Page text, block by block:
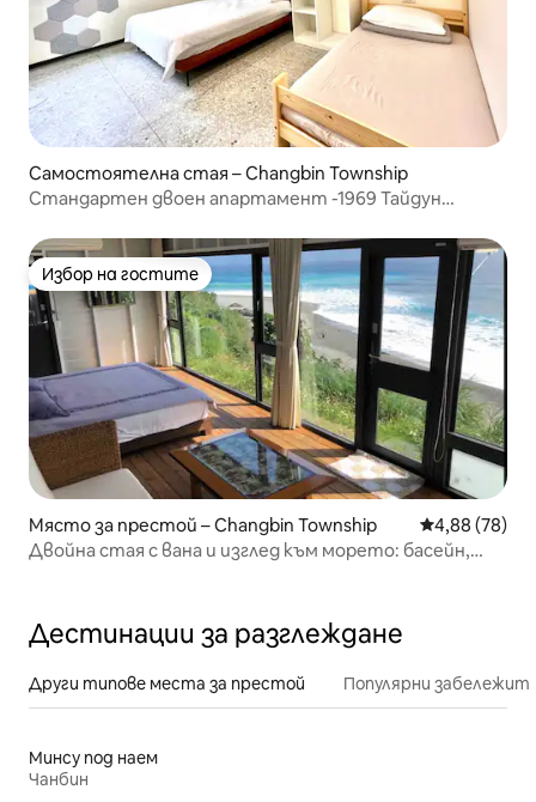
Самостоятелна стая – Changbin Township
Стандартен двоен апартамент -1969 Тайдун
Избор на гостите
Избор на гостите
Място за престой – Changbin Township Средна
4,88 (78)
Двойна стая с вана и изглед към морето: басейн,
домашни любимци, вижте описанието
Дестинации за разглеждане
Други типове места за престой Популярни
Минсу под наем
Чанбин